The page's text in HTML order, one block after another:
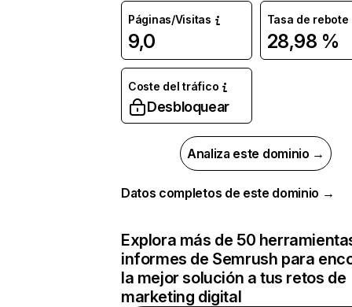
Páginas/Visitas
9,0
Tasa de rebote
28,98 %
Coste del tráfico
Desbloquear
Analiza este dominio →
Datos completos de este dominio →
Explora más de 50
informes de Semrush para
la mejor solución a tus retos de
marketing digital